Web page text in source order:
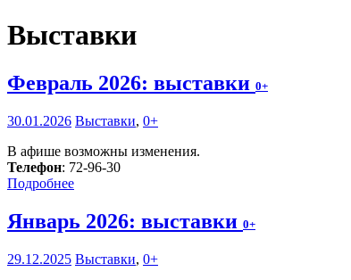
Выставки
Февраль 2026: выставки 0+
30.01.2026 Выставки, 0+
В афише возможны изменения.
Телефон: 72-96-30
Подробнее
Январь 2026: выставки 0+
29.12.2025 Выставки, 0+